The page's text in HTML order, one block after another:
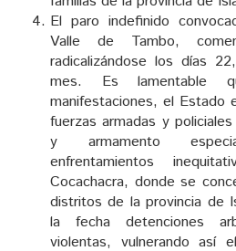
El paro indefinido
Valle de Tambo,
radicalizándose los días
mes. Es lamentable
manifestaciones, el Estado
fuerzas armadas y
y armamento
enfrentamientos
Cocachacra, donde se
distritos de la provincia de
la fecha detenciones
violentas, vulnerando así